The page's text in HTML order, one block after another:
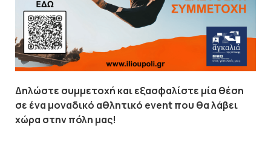
Δηλώστε συμμετοχή και εξασφαλίστε μία θέση
σε ένα μοναδικό αθλητικό event που θα λάβει
χώρα στην πόλη μας!